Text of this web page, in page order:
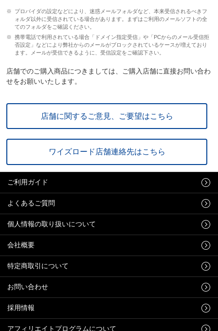
プロバイダの設定などにより、迷惑メールフォルダなど、本来受信されるべきフ
ォルダ以外に受信されている場合があります。まずはご利用のメールソフトの全
てのフォルダをご確認ください。
携帯電話で利用されている場合「ドメイン指定受信」や「PCからのメール受信拒
否設定」などにより弊社からのメールがブロックされているケースが増えており
ます。メールが受信できるように、受信設定をご確認下さい。
店舗でのご購入商品につきましては、ご購入店舗に直接お問い合わ
せをお願いいたします。
店舗に関するご意見、ご要望はこちら
ワイズロード店舗連絡先はこちら
ご利用ガイド
よくあるご質問
個人情報の取り扱いについて
会社概要
特定商取引について
お問い合わせ
採用情報
アフィリエイトプログラムについて